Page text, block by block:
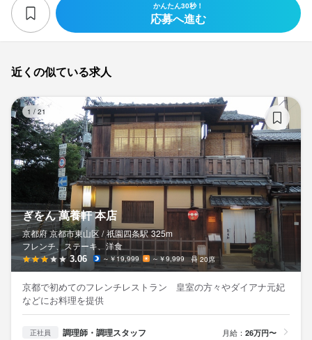
かんたん30秒！
応募へ進む
近くの似ている求人
1 / 21
ぎをん 萬養軒 本店
京都府 京都市東山区 / 祇園四条駅 325m
フレンチ、ステーキ、洋食
3.06 ～￥19,999 ～￥9,999 20席
京都で初めてのフレンチレストラン 皇室の方々やダイアナ元妃
などにお料理を提供
正社員 調理師・調理スタッフ 月給： 26万円〜